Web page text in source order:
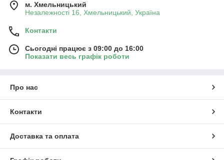
м. Хмельницький
Незалежності 16, Хмельницький, Україна
Контакти
Сьогодні працює з 09:00 до 16:00
Показати весь графік роботи
Про нас
Контакти
Доставка та оплата